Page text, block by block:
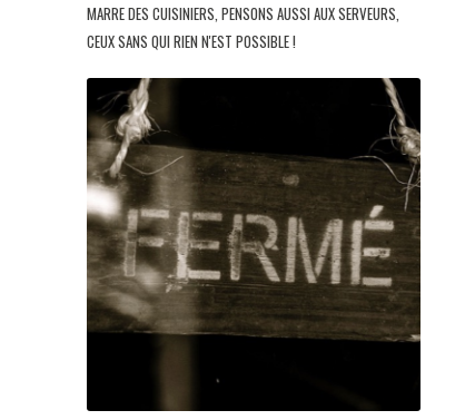
MARRE DES CUISINIERS, PENSONS AUSSI AUX SERVEURS,
CEUX SANS QUI RIEN N'EST POSSIBLE !